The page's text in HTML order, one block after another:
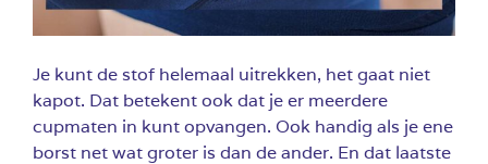
Je kunt de stof helemaal uitrekken, het gaat niet
kapot. Dat betekent ook dat je er meerdere
cupmaten in kunt opvangen. Ook handig als je ene
borst net wat groter is dan de ander. En dat laatste